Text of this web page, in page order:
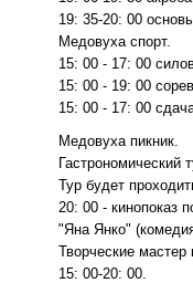
19: 35-20: 00
Медовуха спорт.
15: 00 - 17: 00
15: 00 - 19: 00
15: 00 - 17: 00
Медовуха пикник.
Гастрономический
Тур будет
20: 00 - кинопоказ
"Яна Янко"
Творческие мастер
15: 00-20: 00.